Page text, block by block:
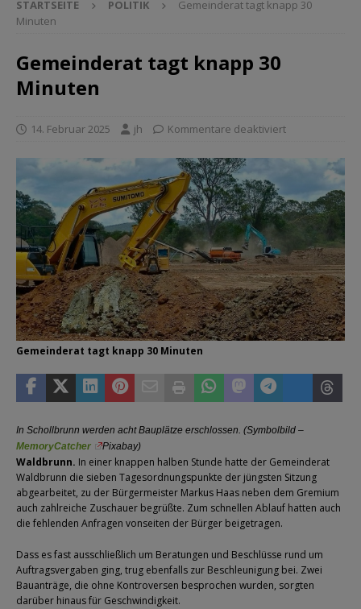
STARTSEITE POLITIK
Gemeinderat tagt knapp 30
Minuten
Gemeinderat tagt knapp 30
Minuten
14. Februar 2025 jh Kommentare deaktiviert
Gemeinderat tagt knapp 30 Minuten
In Schollbrunn werden acht Bauplätze erschlossen. (Symbolbild –
MemoryCatcher
Pixabay)
Waldbrunn. In einer knappen halben Stunde hatte der Gemeinderat
Waldbrunn die sieben Tagesordnungspunkte der jüngsten Sitzung
abgearbeitet, zu der Bürgermeister Markus Haas neben dem Gremium
auch zahlreiche Zuschauer begrüßte. Zum schnellen Ablauf hatten auch
die fehlenden Anfragen vonseiten der Bürger beigetragen.
Dass es fast ausschließlich um Beratungen und Beschlüsse rund um
Auftragsvergaben ging, trug ebenfalls zur Beschleunigung bei. Zwei
Bauanträge, die ohne Kontroversen besprochen wurden, sorgten
darüber hinaus für Geschwindigkeit.